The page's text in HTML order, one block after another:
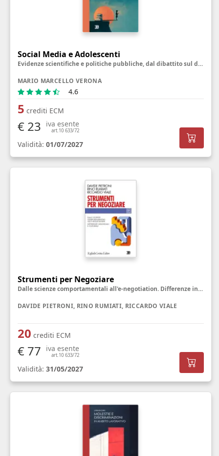
Social Media e Adolescenti
Evidenze scientifiche e politiche pubbliche, dal dibattito sul divieto alla riprogettazione delle piattaforme
MARIO MARCELLO VERONA
4.6
5 crediti ECM
€ 23 iva esente
art.10 633/72
Validità: 01/07/2027
Strumenti per Negoziare
Dalle scienze comportamentali all'e-negotiation. Differenze individuali e culturali
DAVIDE PIETRONI, RINO RUMIATI, RICCARDO VIALE
20 crediti ECM
€ 77 iva esente
art.10 633/72
Validità: 31/05/2027